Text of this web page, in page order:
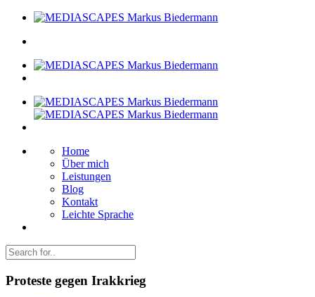
Home
Über mich
Leistungen
Blog
Kontakt
Leichte Sprache
Proteste gegen Irakkrieg